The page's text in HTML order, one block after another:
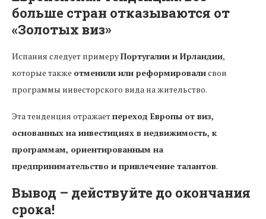
больше стран отказываются от
«Золотых виз»
Испания следует примеруПортугалии и Ирландии,
которые также отменили или реформировалисвои
программы инвесторского вида на жительство.
Эта тенденция отражаетпереход Европы от виз,
основанных на инвестициях в недвижимость, к
программам, ориентированным на
предпринимательство и привлечение талантов.
Вывод – действуйте до окончания
срока!